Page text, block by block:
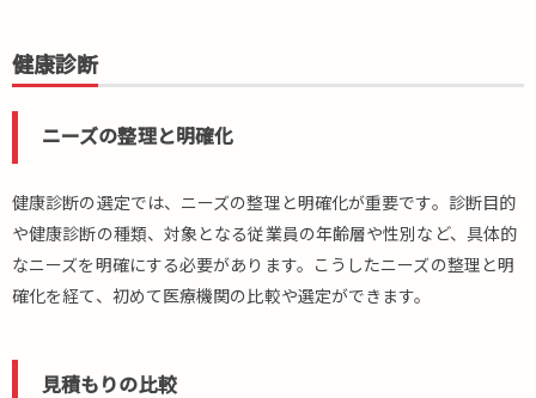
健康診断
ニーズの整理と明確化
健康診断の選定では、ニーズの整理と明確化が重要です。診断目的
や健康診断の種類、対象となる従業員の年齢層や性別など、具体的
なニーズを明確にする必要があります。こうしたニーズの整理と明
確化を経て、初めて医療機関の比較や選定ができます。
見積もりの比較